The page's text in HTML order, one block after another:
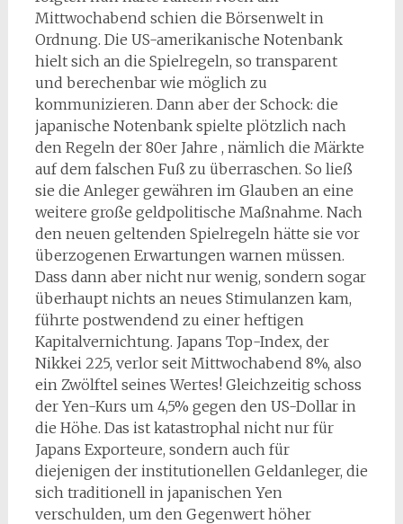
Mittwochabend schien die Börsenwelt in
Ordnung. Die US-amerikanische Notenbank
hielt sich an die Spielregeln, so transparent
und berechenbar wie möglich zu
kommunizieren. Dann aber der Schock: die
japanische Notenbank spielte plötzlich nach
den Regeln der 80er Jahre , nämlich die Märkte
auf dem falschen Fuß zu überraschen. So ließ
sie die Anleger gewähren im Glauben an eine
weitere große geldpolitische Maßnahme. Nach
den neuen geltenden Spielregeln hätte sie vor
überzogenen Erwartungen warnen müssen.
Dass dann aber nicht nur wenig, sondern sogar
überhaupt nichts an neues Stimulanzen kam,
führte postwendend zu einer heftigen
Kapitalvernichtung. Japans Top-Index, der
Nikkei 225, verlor seit Mittwochabend 8%, also
ein Zwölftel seines Wertes! Gleichzeitig schoss
der Yen-Kurs um 4,5% gegen den US-Dollar in
die Höhe. Das ist katastrophal nicht nur für
Japans Exporteure, sondern auch für
diejenigen der institutionellen Geldanleger, die
sich traditionell in japanischen Yen
verschulden, um den Gegenwert höher